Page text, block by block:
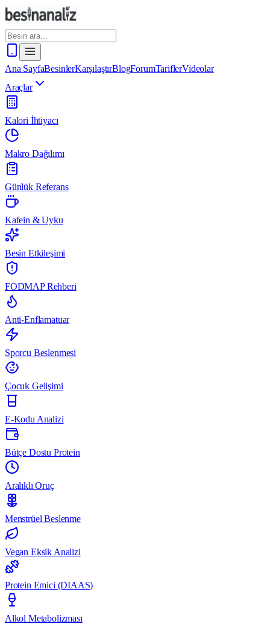
Ana SayfaBesinlerKarşılaştırBlogForumTariflerVideolar
Araçlar
Kalori İhtiyacı
Makro Dağılımı
Günlük Referans
Kafein & Uyku
Besin Etkileşimi
FODMAP Rehberi
Anti-Enflamatuar
Sporcu Beslenmesi
Çocuk Gelişimi
E-Kodu Analizi
Bütçe Dostu Protein
Aralıklı Oruç
Menstrüel Beslenme
Vegan Eksik Analizi
Protein Emici (DIAAS)
Alkol Metabolizması